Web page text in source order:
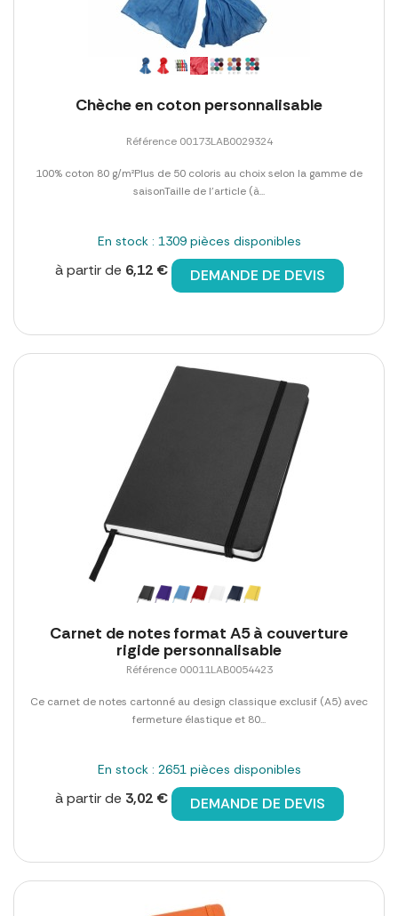
Chèche en coton personnalisable
Référence 00173LAB0029324
100% coton 80 g/m²Plus de 50 coloris au choix selon la gamme de
saisonTaille de l'article (à...
En stock : 1309 pièces disponibles
à partir de 6,12 € DEMANDE DE DEVIS
Carnet de notes format A5 à couverture
rigide personnalisable
Référence 00011LAB0054423
Ce carnet de notes cartonné au design classique exclusif (A5) avec
fermeture élastique et 80...
En stock : 2651 pièces disponibles
à partir de 3,02 € DEMANDE DE DEVIS